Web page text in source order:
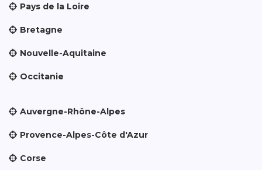
Pays de la Loire
Bretagne
Nouvelle-Aquitaine
Occitanie
Auvergne-Rhône-Alpes
Provence-Alpes-Côte d'Azur
Corse